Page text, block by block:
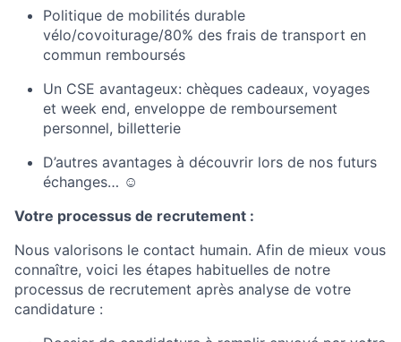
Politique de mobilités durable
vélo/covoiturage/80% des frais de transport en
commun remboursés
Un CSE avantageux: chèques cadeaux, voyages
et week end, enveloppe de remboursement
personnel, billetterie
D’autres avantages à découvrir lors de nos futurs
échanges… ☺
Votre processus de recrutement :
Nous valorisons le contact humain. Afin de mieux vous
connaître, voici les étapes habituelles de notre
processus de recrutement après analyse de votre
candidature :